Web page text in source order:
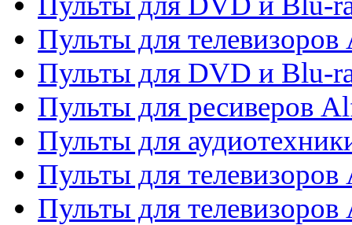
Пульты для
Пульты для DVD и Blu-
Пульты для ресиверов
Пульты для
Пульты для
Пульты для